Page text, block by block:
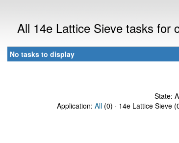
All 14e Lattice Sieve tasks for
No tasks to display
State:
Application: All (0) · 14e Lattice Sieve